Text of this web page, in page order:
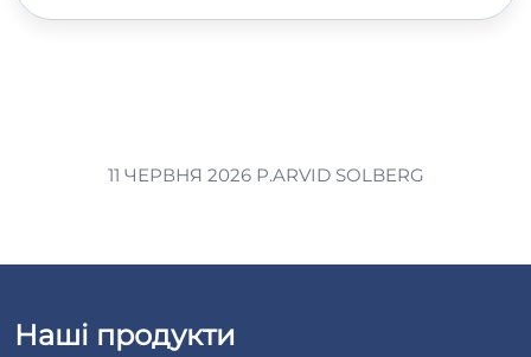
11 ЧЕРВНЯ 2026 Р.ARVID SOLBERG
Наші продукти